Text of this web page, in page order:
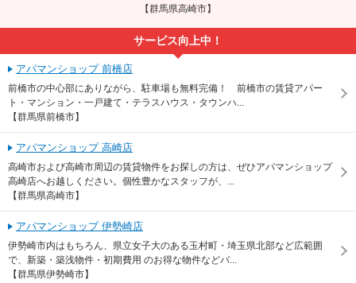
【群馬県高崎市】
サービス向上中！
アパマンショップ 前橋店
前橋市の中心部にありながら、駐車場も無料完備！ 前橋市の賃貸アパー
ト・マンション・一戸建て・テラスハウス・タウンハ...
【群馬県前橋市】
アパマンショップ 高崎店
高崎市および高崎市周辺の賃貸物件をお探しの方は、ぜひアパマンショップ
高崎店へお越しください。個性豊かなスタッフが、...
【群馬県高崎市】
アパマンショップ 伊勢崎店
伊勢崎市内はもちろん、県立女子大のある玉村町・埼玉県北部など広範囲
で、新築・築浅物件・初期費用 のお得な物件などバ...
【群馬県伊勢崎市】